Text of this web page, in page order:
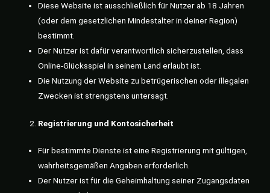
Diese Website ist ausschließlich für Nutzer ab 18 Jahren
(oder dem gesetzlichen Mindestalter in deiner Region)
bestimmt.
Der Nutzer ist dafür verantwortlich sicherzustellen, dass
Online-Glücksspiel in seinem Land erlaubt ist.
Die Nutzung der Website zu betrügerischen oder illegalen
Zwecken ist strengstens untersagt.
Registrierung und Kontosicherheit
Für bestimmte Dienste ist eine Registrierung mit gültigen,
wahrheitsgemäßen Angaben erforderlich.
Der Nutzer ist für die Geheimhaltung seiner Zugangsdaten